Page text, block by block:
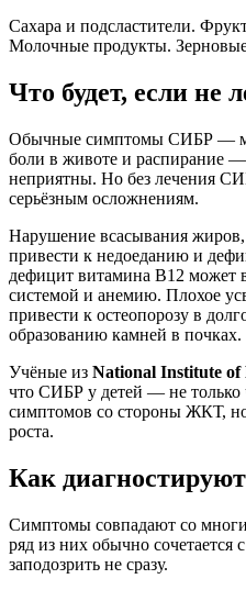
Сахара и подсластители.
Молочные продукты.
Что будет, если не
Обычные симптомы СИБР —
боли в животе и распирание —
неприятны. Но без лечения
серьёзным осложнениям.
Нарушение всасывания
привести к недоеданию и
дефицит витамина B12 может
системой и анемию. Плохое
привести к остеопорозу в
образованию камней в почках.
Учёные из National Institute of
что СИБР у детей — не только
симптомов со стороны ЖКТ,
роста.
Как
Симптомы совпадают со
ряд из них обычно
заподозрить не сразу.